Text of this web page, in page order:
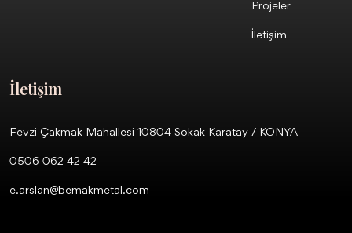
Projeler
İletişim
İletişim
Fevzi Çakmak Mahallesi 10804 Sokak Karatay / KONYA
0506 062 42 42
e.arslan@bemakmetal.com